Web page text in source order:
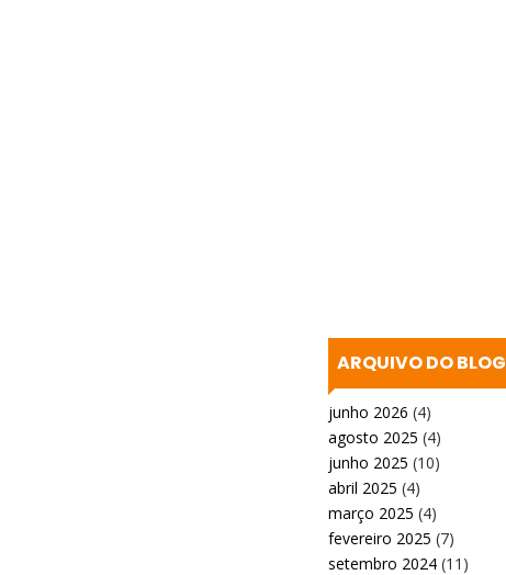
ARQUIVO DO BLOG
junho 2026 (4)
agosto 2025 (4)
junho 2025 (10)
abril 2025 (4)
março 2025 (4)
fevereiro 2025 (7)
setembro 2024 (11)